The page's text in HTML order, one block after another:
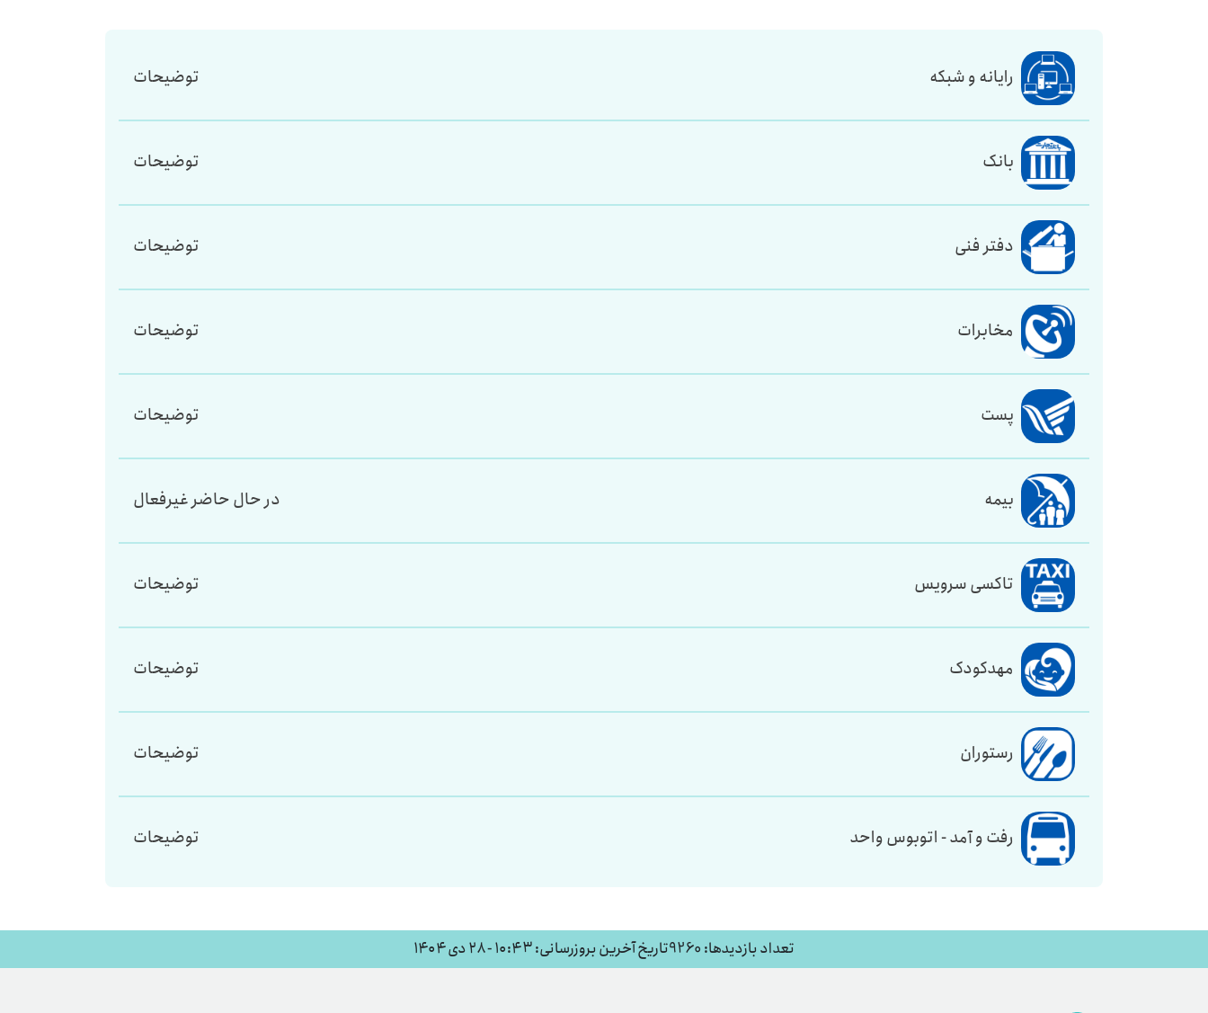
رایانه و شبکه توضیحات
بانک توضیحات
دفتر فنی توضیحات
مخابرات توضیحات
پست توضیحات
بیمه در حال حاضر غیرفعال
تاکسی سرویس توضیحات
مهدکودک توضیحات
رستوران توضیحات
رفت و آمد - اتوبوس واحد توضیحات
تعداد بازدیدها: 9260 تاریخ آخرین بروزرسانی: ۱۰:۴۳ - ۲۸ دی ۱۴۰۴